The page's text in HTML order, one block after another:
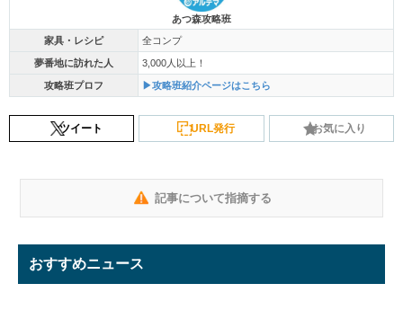
あつ森攻略班
家具・レシピ 全コンプ
夢番地に訪れた人 3,000人以上！
攻略班プロフ ▶攻略班紹介ページはこちら
ツイート URL発行 お気に入り
記事について指摘する
おすすめニュース